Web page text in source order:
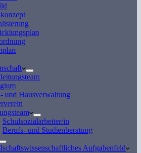
und Hausverwaltung
Schulsozialarbeiter/in
Berufs- und Studienberatung
Aufgabenfeld